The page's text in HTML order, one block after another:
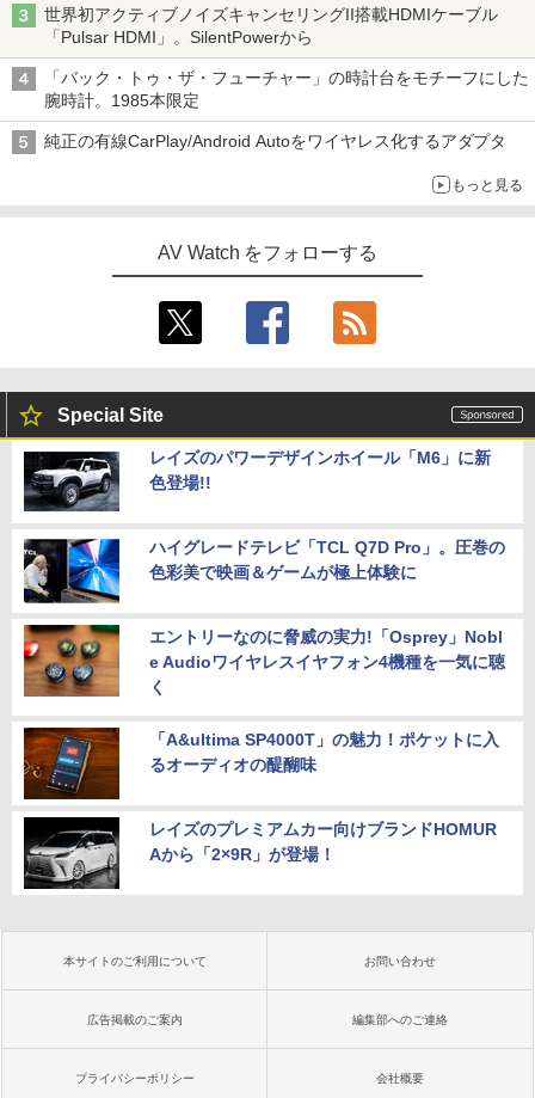
世界初アクティブノイズキャンセリングII搭載HDMIケーブル
「Pulsar HDMI」。SilentPowerから
「バック・トゥ・ザ・フューチャー」の時計台をモチーフにした
腕時計。1985本限定
純正の有線CarPlay/Android Autoをワイヤレス化するアダプタ
もっと見る
AV Watch をフォローする
Special Site
レイズのパワーデザインホイール「M6」に新
色登場!!
ハイグレードテレビ「TCL Q7D Pro」。圧巻の
色彩美で映画＆ゲームが極上体験に
エントリーなのに脅威の実力!「Osprey」Nobl
e Audioワイヤレスイヤフォン4機種を一気に聴
く
「A&ultima SP4000T」の魅力！ポケットに入
るオーディオの醍醐味
レイズのプレミアムカー向けブランドHOMUR
Aから「2×9R」が登場！
本サイトのご利用について お問い合わせ
広告掲載のご案内 編集部へのご連絡
プライバシーポリシー 会社概要